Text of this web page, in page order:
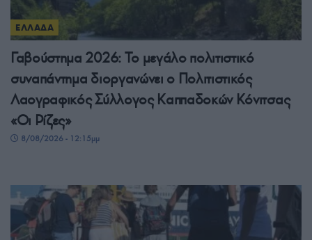
ΕΛΛΑΔΑ
Γαβούστημα 2026: Το μεγάλο πολιτιστικό
συναπάντημα διοργανώνει ο Πολιτιστικός
Λαογραφικός Σύλλογος Καππαδοκών Κόνιτσας
«Οι Ρίζες»
8/08/2026 - 12:15μμ